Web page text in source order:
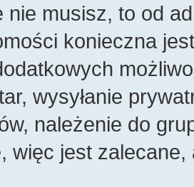
nie musisz, to od
konieczna
wysyłanie
należenie do
więc jest zalecane,